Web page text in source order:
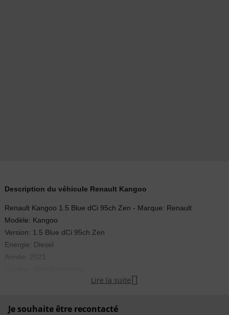
Description du véhicule Renault Kangoo
Renault Kangoo 1.5 Blue dCi 95ch Zen - Marque: Renault
Modèle: Kangoo
Version: 1.5 Blue dCi 95ch Zen
Energie: Diesel
Année: 2021
Portes: 5
Lire la suite 
Je souhaite être recontacté